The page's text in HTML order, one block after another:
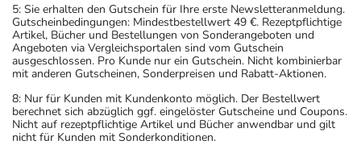
5: Sie erhalten den Gutschein für Ihre erste Newsletteranmeldung.
Gutscheinbedingungen: Mindestbestellwert 49 €. Rezeptpflichtige
Artikel, Bücher und Bestellungen von Sonderangeboten und
Angeboten via Vergleichsportalen sind vom Gutschein
ausgeschlossen. Pro Kunde nur ein Gutschein. Nicht kombinierbar
mit anderen Gutscheinen, Sonderpreisen und Rabatt-Aktionen.
8: Nur für Kunden mit Kundenkonto möglich. Der Bestellwert
berechnet sich abzüglich ggf. eingelöster Gutscheine und Coupons.
Nicht auf rezeptpflichtige Artikel und Bücher anwendbar und gilt
nicht für Kunden mit Sonderkonditionen.